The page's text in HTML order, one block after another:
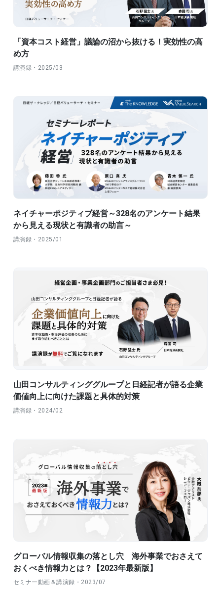
「資本コスト経営」議論の沼から抜ける！実効性の高
め方
講演録・2025/03
ネイチャーポジティブ経営～328名のアンケート結果
から見える現状と有識者の助言～
講演録・2025/01
山田コンサルティンググループと日経記者が語る企業
価値向上に向けた課題と具体的対策
講演録・2024/02
グローバル情報収集の落とし穴 海外事業でおさえて
おくべき情報力とは？【2023年最新版】
セミナー動画＆講演録・2023/07